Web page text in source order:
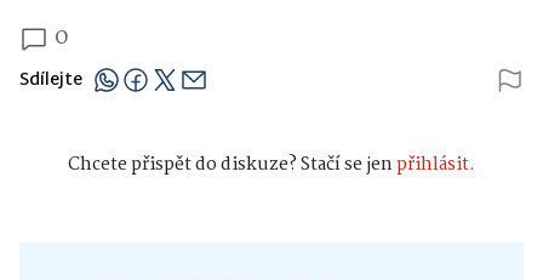
0
Sdílejte
Chcete přispět do diskuze? Stačí se jenpřihlásit.